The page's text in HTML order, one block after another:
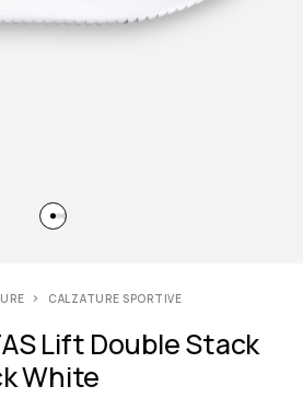
CALZATURE SPORTIVE
Lift Double Stack
White